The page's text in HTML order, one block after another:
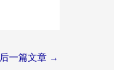
后一篇文章 →